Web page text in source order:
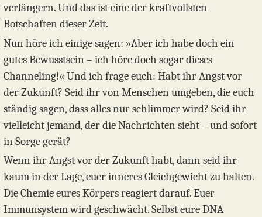
verlängern. Und das ist eine der kraftvollsten
Botschaften dieser Zeit.
Nun höre ich einige sagen: »Aber ich habe doch ein
gutes Bewusstsein – ich höre doch sogar dieses
Channeling!« Und ich frage euch: Habt ihr Angst vor
der Zukunft? Seid ihr von Menschen umgeben, die euch
ständig sagen, dass alles nur schlimmer wird? Seid ihr
vielleicht jemand, der die Nachrichten sieht – und sofort
in Sorge gerät?
Wenn ihr Angst vor der Zukunft habt, dann seid ihr
kaum in der Lage, euer inneres Gleichgewicht zu halten.
Die Chemie eures Körpers reagiert darauf. Euer
Immunsystem wird geschwächt. Selbst eure DNA